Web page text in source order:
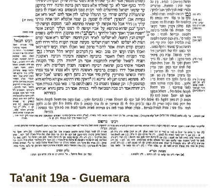
Ta'anit 19a - Guemara